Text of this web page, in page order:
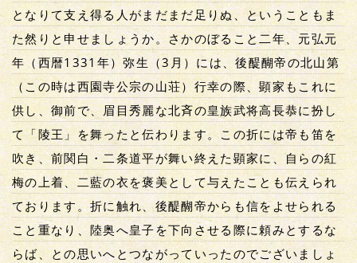
となりて支え得る人がまだまだ足りぬ、ということもま
た然りと申せましょうか。さかのぼること二年、元弘元
年（西暦1331年）弥生（3月）には、後醍醐帝の北山第
（この時は西園寺公宗の山荘）行幸の際、顕家もこれに
供し、御前で、眉目秀麗な北斉の皇族武将高長恭に扮し
て「陵王」を舞ったと伝わります。この折には帝も笛を
吹き、前関白・二条道平が舞い終えた顕家に、自らの紅
梅の上着、二藍の衣を褒美として与えたことも伝えられ
ております。折に触れ、後醍醐帝からも信をよせられる
こと重なり、陸奥へ皇子を下向させる際に頼みとするな
らば、との思いへとつながっていったのでございましょ